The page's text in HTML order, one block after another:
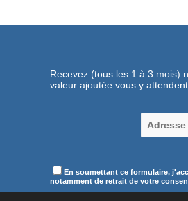
Recevez (tous les 1 à 3 mois)
valeur ajoutée vous y attendent.
En soumettant ce formulaire,
notamment de retrait de votre